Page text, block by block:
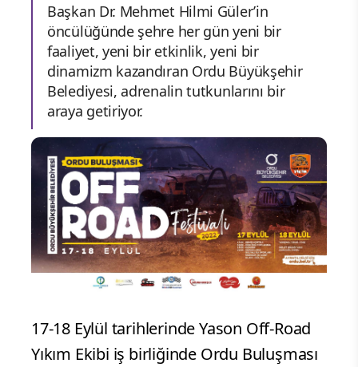
Başkan Dr. Mehmet Hilmi Güler’in
öncülüğünde şehre her gün yeni bir
faaliyet, yeni bir etkinlik, yeni bir
dinamizm kazandıran Ordu Büyükşehir
Belediyesi, adrenalin tutkunlarını bir
araya getiriyor.
17-18 Eylül tarihlerinde Yason Off-Road
Yıkım Ekibi iş birliğinde Ordu Buluşması